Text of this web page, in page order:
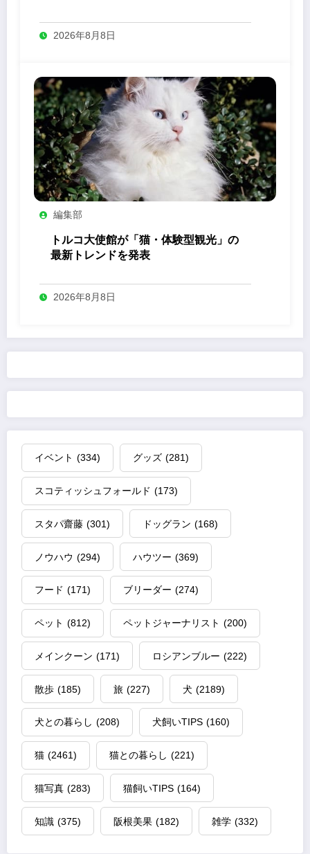
2026年8月8日
編集部
トルコ大使館が「猫・体験型観光」の
最新トレンドを発表
2026年8月8日
イベント (334) グッズ (281)
スコティッシュフォールド (173)
スタパ齋藤 (301) ドッグラン (168)
ノウハウ (294) ハウツー (369)
フード (171) ブリーダー (274)
ペット (812) ペットジャーナリスト (200)
メインクーン (171) ロシアンブルー (222)
散歩 (185) 旅 (227) 犬 (2189)
犬との暮らし (208) 犬飼いTIPS (160)
猫 (2461) 猫との暮らし (221)
猫写真 (283) 猫飼いTIPS (164)
知識 (375) 阪根美果 (182) 雑学 (332)